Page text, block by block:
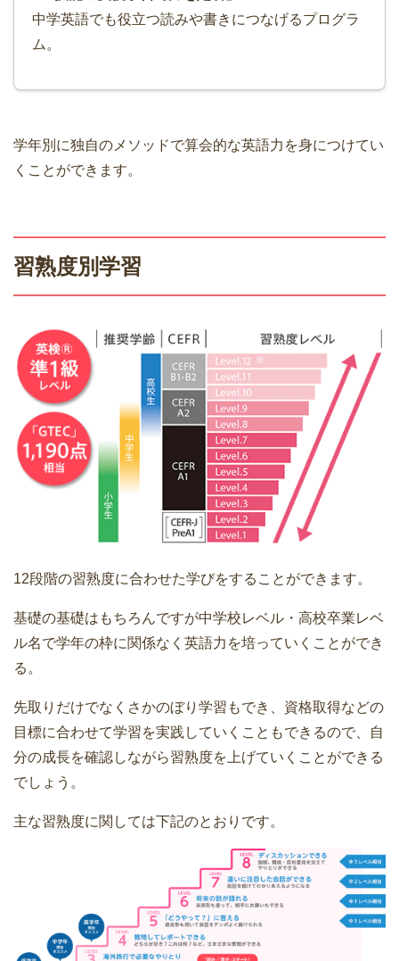
中学英語でも役立つ読みや書きにつなげるプログラ
ム。
学年別に独自のメソッドで算会的な英語力を身につけてい
くことができます。
習熟度別学習
12段階の習熟度に合わせた学びをすることができます。
基礎の基礎はもちろんですが中学校レベル・高校卒業レベ
ル名で学年の枠に関係なく英語力を培っていくことができ
る。
先取りだけでなくさかのぼり学習もでき、資格取得などの
目標に合わせて学習を実践していくこともできるので、自
分の成長を確認しながら習熟度を上げていくことができる
でしょう。
主な習熟度に関しては下記のとおりです。